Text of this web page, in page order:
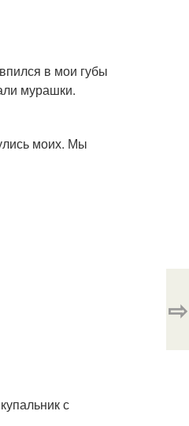
в мои губы
мурашки.
моих. Мы
с
⇨